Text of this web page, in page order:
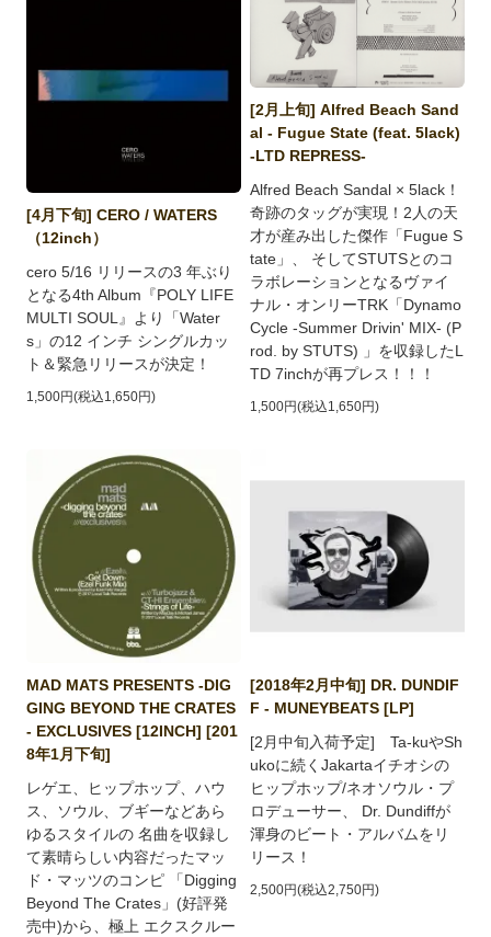
[4月下旬] CERO / WATERS
（12inch）
cero 5/16 リリースの3 年ぶり
となる4th Album『POLY LIFE
MULTI SOUL』より「Water
s」の12 インチ シングルカッ
ト＆緊急リリースが決定！
1,500円(税込1,650円)
[2月上旬] Alfred Beach Sand
al - Fugue State (feat. 5lack)
-LTD REPRESS-
Alfred Beach Sandal × 5lack！
奇跡のタッグが実現！2人の天
才が産み出した傑作「Fugue S
tate」、 そしてSTUTSとのコ
ラボレーションとなるヴァイ
ナル・オンリーTRK「Dynamo
Cycle -Summer Drivin' MIX- (P
rod. by STUTS) 」を収録したL
TD 7inchが再プレス！！！
1,500円(税込1,650円)
MAD MATS PRESENTS -DIG
GING BEYOND THE CRATES
- EXCLUSIVES [12INCH] [201
8年1月下旬]
レゲエ、ヒップホップ、ハウ
ス、ソウル、ブギーなどあら
ゆるスタイルの 名曲を収録し
て素晴らしい内容だったマッ
ド・マッツのコンピ 「Digging
Beyond The Crates」(好評発
売中)から、極上 エクスクルー
[2018年2月中旬] DR. DUNDIF
F - MUNEYBEATS [LP]
[2月中旬入荷予定] Ta-kuやSh
ukoに続くJakartaイチオシの
ヒップホップ/ネオソウル・プ
ロデューサー、 Dr. Dundiffが
渾身のビート・アルバムをリ
リース！
2,500円(税込2,750円)